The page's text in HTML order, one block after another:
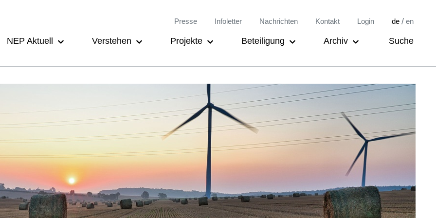
NEP Aktuell
Verstehen Projekte Beteiligung Archiv Suche
de / en
Meta-
Presse Infoletter Nachrichten Kontakt Login